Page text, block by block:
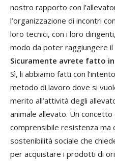
nostro rapporto con
l’organizzazione di incontri
loro tecnici, con i loro
modo da poter raggiungere
Sicuramente avrete fatto
Sì, li abbiamo fatti con
metodo di lavoro dove si
merito all’attività degli
animale allevato. Un
comprensibile resistenza ma
sostenibilità sociale che
per acquistare i prodotti di